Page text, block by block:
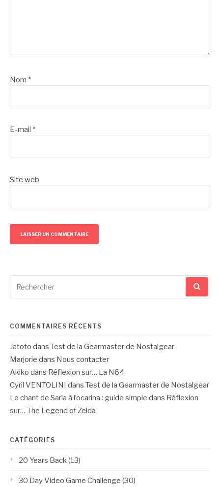
Nom *
E-mail *
Site web
pour
COMMENTAIRES RÉCENTS
Jatoto dans Test de la Gearmaster de Nostalgear
Marjorie dans Nous contacter
Akiko dans Réflexion sur… La N64
Cyril VENTOLINI dans Test de la Gearmaster de Nostalgear
Le chant de Saria à l’ocarina : guide simple dans Réflexion
sur… The Legend of Zelda
CATÉGORIES
20 Years Back(13)
30 Day Video Game Challenge (30)